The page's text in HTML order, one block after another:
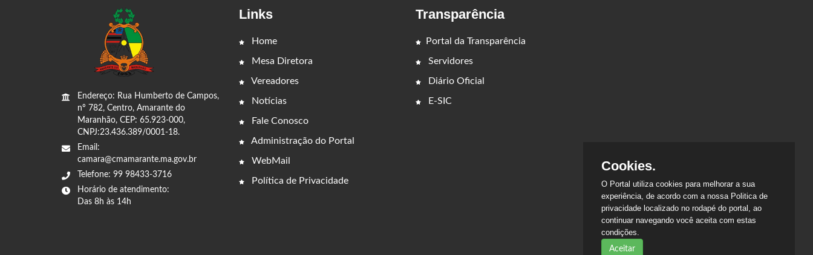
Endereço: Rua Humberto de Campos,
nº 782, Centro, Amarante do
Maranhão, CEP: 65.923-000,
CNPJ:23.436.389/0001-18.
Email:
camara@cmamarante.ma.gov.br
Telefone: 99 98433-3716
Horário de atendimento:
Das 8h às 14h
Links
Home
Mesa Diretora
Vereadores
Notícias
Fale Conosco
Administração do Portal
WebMail
Política de Privacidade
Transparência
Portal da Transparência
Servidores
Diário Oficial
E-SIC
Cookies.
O Portal utiliza cookies para melhorar a sua
experiência, de acordo com a nossa Politica de
privacidade localizado no rodapé do portal, ao
continuar navegando você aceita com estas
condições.
Aceitar